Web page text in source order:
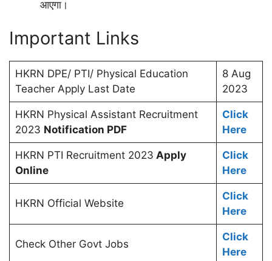
आएगा।
Important Links
HKRN DPE/ PTI/ Physical Education
Teacher Apply Last Date
8 Aug
2023
HKRN Physical Assistant Recruitment
2023 Notification PDF
Click
Here
HKRN PTI Recruitment 2023 Apply
Online
Click
Here
HKRN Official Website
Click
Here
Check Other Govt Jobs
Click
Here